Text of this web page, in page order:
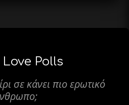
Love Polls
σε κάνει πιο ερωτικό